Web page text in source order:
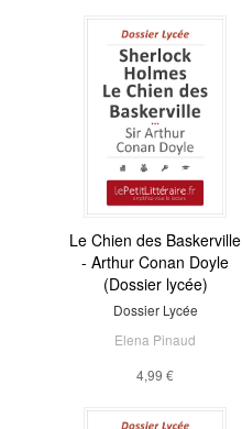
Le Chien des Baskerville
- Arthur Conan Doyle
(Dossier lycée)
Dossier Lycée
Elena Pinaud
4,99 €